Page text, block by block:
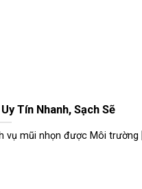
Tín Nhanh, Sạch Sẽ
vụ mũi nhọn được Môi trường